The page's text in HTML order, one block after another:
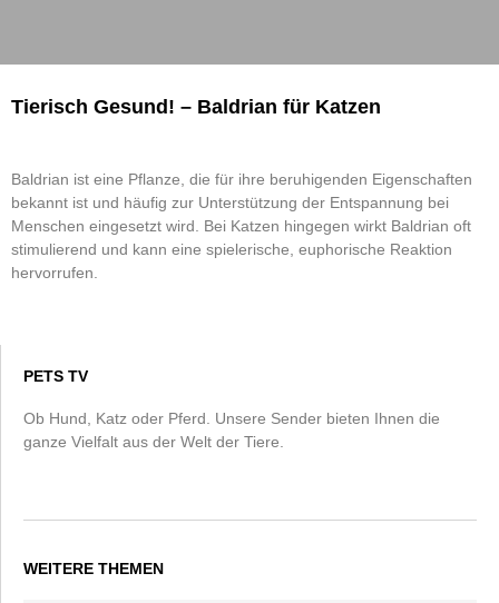
Tierisch Gesund! – Baldrian für Katzen
Baldrian ist eine Pflanze, die für ihre beruhigenden Eigenschaften
bekannt ist und häufig zur Unterstützung der Entspannung bei
Menschen eingesetzt wird. Bei Katzen hingegen wirkt Baldrian oft
stimulierend und kann eine spielerische, euphorische Reaktion
hervorrufen.
PETS TV
Ob Hund, Katz oder Pferd. Unsere Sender bieten Ihnen die
ganze Vielfalt aus der Welt der Tiere.
WEITERE THEMEN